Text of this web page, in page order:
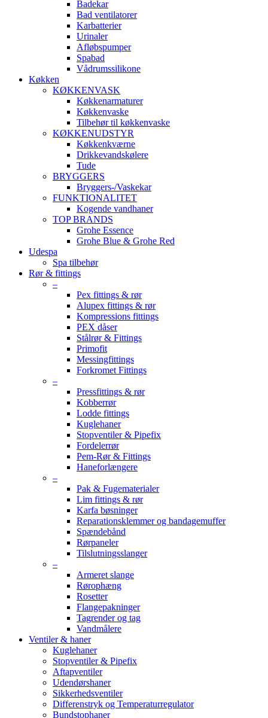
Badekar
Bad ventilatorer
Karbatterier
Urinaler
Afløbspumper
Spabad
Vådrumssilikone
Køkken
KØKKENVASK
Køkkenarmaturer
Køkkenvaske
Tilbehør til køkkenvaske
KØKKENUDSTYR
Køkkenkværne
Drikkevandskølere
Tude
BRYGGERS
Bryggers-/Vaskekar
FUNKTIONALITET
Kogende vandhaner
TOP BRANDS
Grohe Essence
Grohe Blue & Grohe Red
Udespa
Spa tilbehør
Rør & fittings
–
Pex fittings & rør
Alupex fittings & rør
Kompressions fittings
PEX dåser
Stålrør & Fittings
Primofit
Messingfittings
Forkromet Fittings
–
Pressfittings & rør
Kobberrør
Lodde fittings
Kuglehaner
Stopventiler & Pipefix
Fordelerrør
Pem-Rør & Fittings
Haneforlængere
–
Pak & Fugematerialer
Lim fittings & rør
Karfa bøsninger
Reparationsklemmer og bandagemuffer
Spændebånd
Rørpaneler
Tilslutningsslanger
–
Armeret slange
Rørophæng
Rosetter
Flangepakninger
Tagrender og tag
Vandmålere
Ventiler & haner
Kuglehaner
Stopventiler & Pipefix
Aftapventiler
Udendørshaner
Sikkerhedsventiler
Differenstryk og Temperaturregulator
Bundstophaner